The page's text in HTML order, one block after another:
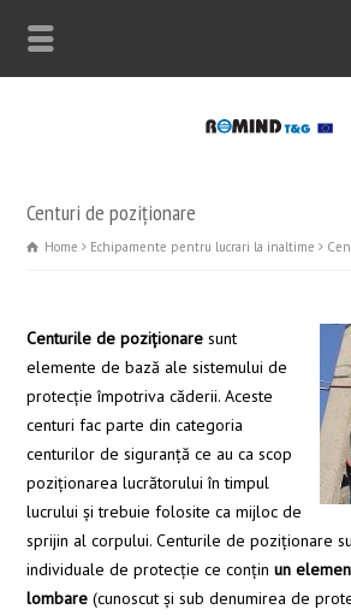
Centuri de poziţionare
Home Echipamente pentru lucrari la inaltime
Centurile de poziţionare sunt
elemente de bază ale sistemului de
protecţie împotriva căderii. Aceste
centuri fac parte din categoria
centurilor de siguranţă ce au ca scop
poziţionarea lucrătorului în timpul
lucrului şi trebuie folosite ca mijloc de
sprijin al corpului. Centurile de poziţionare
individuale de protecţie ce conţinun
lombare (cunoscut şi sub denumirea de